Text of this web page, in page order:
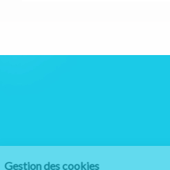
Gestion des cookies